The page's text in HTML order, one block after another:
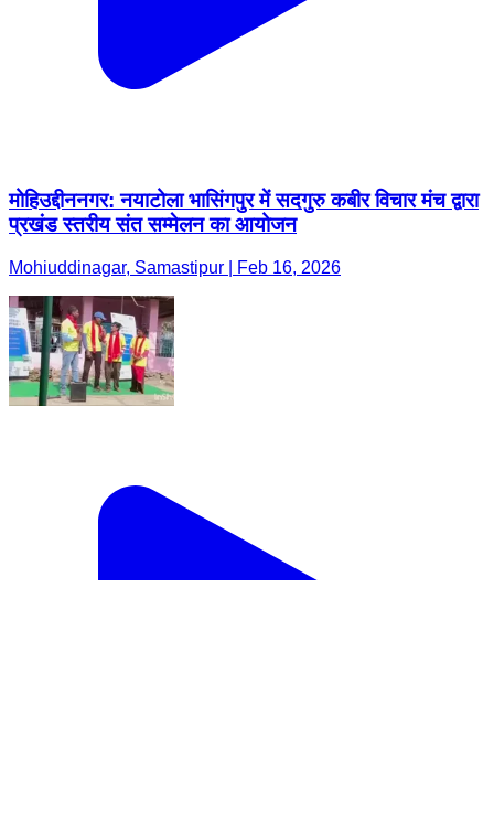
मोहिउद्दीननगर: नयाटोला भासिंगपुर में सदगुरु कबीर विचार मंच द्वारा
प्रखंड स्तरीय संत सम्मेलन का आयोजन
Mohiuddinagar, Samastipur | Feb 16, 2026